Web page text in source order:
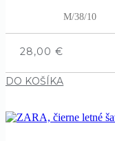
M/38/10
28,00€
DO KOŠÍKA